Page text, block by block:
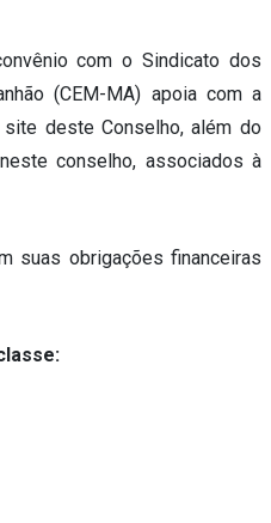
com o Sindicato dos
(CEM-MA) apoia com a
deste Conselho, além do
conselho, associados à
suas obrigações financeiras